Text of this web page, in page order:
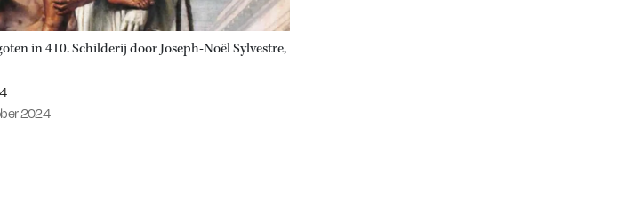
in 410. Schilderij door Joseph-Noël Sylvestre,
2024